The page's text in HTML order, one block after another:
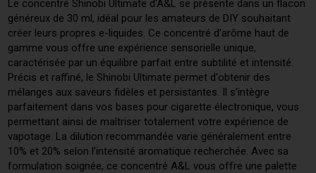
Le concentré Shinobi Ultimate d'A&L se présente dans un flacon
généreux de 30 ml, idéal pour les amateurs de DIY souhaitant
créer leurs propres e-liquides. Ce concentré d'arôme haut de
gamme vous offre une expérience sensorielle unique,
caractérisée par un équilibre parfait entre subtilité et intensité.
Précis et raffiné, le Shinobi Ultimate permet d'obtenir des
mélanges aux saveurs fidèles et persistantes. Il s'intègre
parfaitement dans vos bases pour cigarette électronique, vous
permettant ainsi de maîtriser totalement votre expérience de
vapotage. La dilution recommandée varie généralement entre
10% et 20% selon l'intensité aromatique recherchée. Avec sa
formulation soignée, ce concentré A&L vous offre une palette